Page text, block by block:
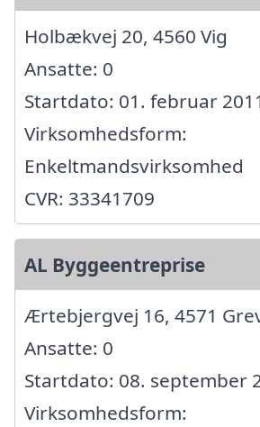
Holbækvej 20, 4560 Vig
Ansatte: 0
Startdato: 01. februar
Virksomhedsform:
Enkeltmandsvirksomhed
CVR: 33341709
AL Byggeentreprise
Ærtebjergvej 16, 4571
Ansatte: 0
Startdato: 08. september
Virksomhedsform: